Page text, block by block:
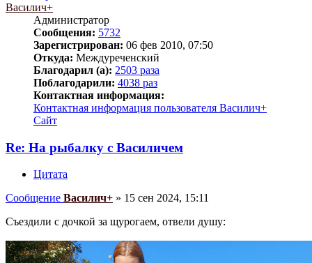
Василич+
Администратор
Сообщения: 5732
Зарегистрирован: 06 фев 2010, 07:50
Откуда: Междуреченский
Благодарил (а): 2503 раза
Поблагодарили: 4038 раз
Контактная информация:
Контактная информация пользователя Василич+
Сайт
Re: На рыбалку с Василичем
Цитата
Сообщение Василич+ » 15 сен 2024, 15:11
Съездили с дочкой за щурогаем, отвели душу: